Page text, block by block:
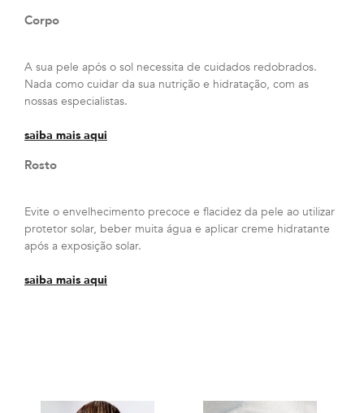
Corpo
A sua pele após o sol necessita de cuidados redobrados.
Nada como cuidar da sua nutrição e hidratação, com as
nossas especialistas.
saiba mais aqui
Rosto
Evite o envelhecimento precoce e flacidez da pele ao utilizar
protetor solar, beber muita água e aplicar creme hidratante
após a exposição solar.
saiba mais aqui